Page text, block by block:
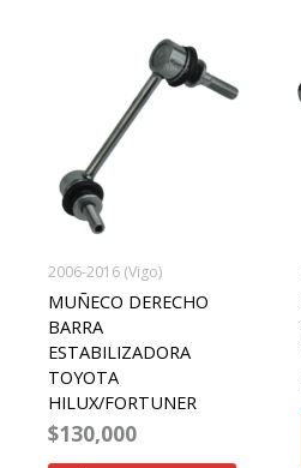
2006-2016 (Vigo)
MUÑECO DERECHO
BARRA
ESTABILIZADORA
TOYOTA
HILUX/FORTUNER
$130,000